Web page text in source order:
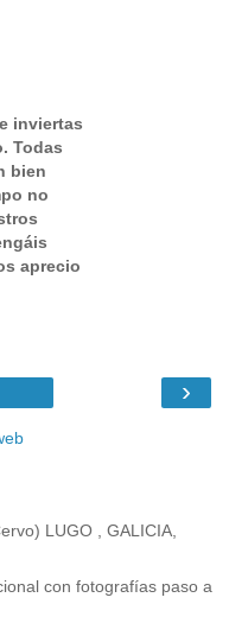
inviertas
Todas
bien
no
aprecio
›
LUGO , GALICIA,
con fotografías paso a